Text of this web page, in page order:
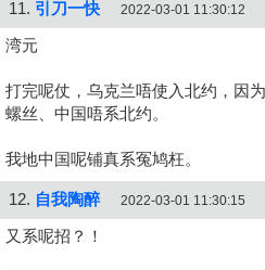
11. 引刀一快 2022-03-01 11:30:12
湾元
打完呢仗，乌克兰唔使入北约，因
螺丝、中国唔系北约。
我地中国呢铺真系冤鸠枉。
12. 自我陶醉 2022-03-01 11:30:15
又系呢招？！